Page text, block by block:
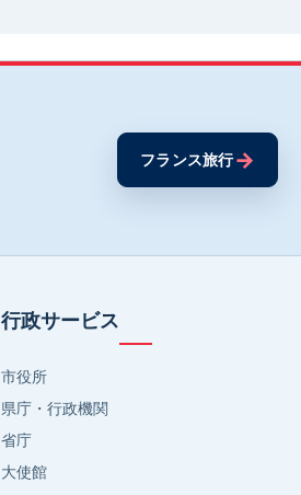
フランス旅行→
行政サービス
市役所
県庁・行政機関
省庁
大使館